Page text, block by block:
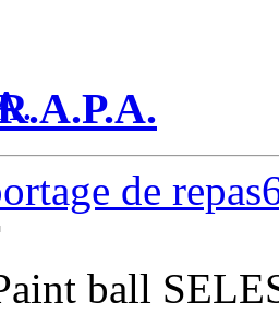
de
ball